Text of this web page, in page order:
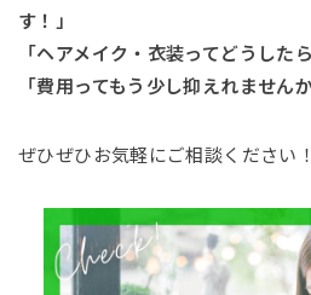
す！」
「ヘアメイク・衣装ってどうした
「費用ってもう少し抑えれませんか
ぜひぜひお気軽にご相談ください！